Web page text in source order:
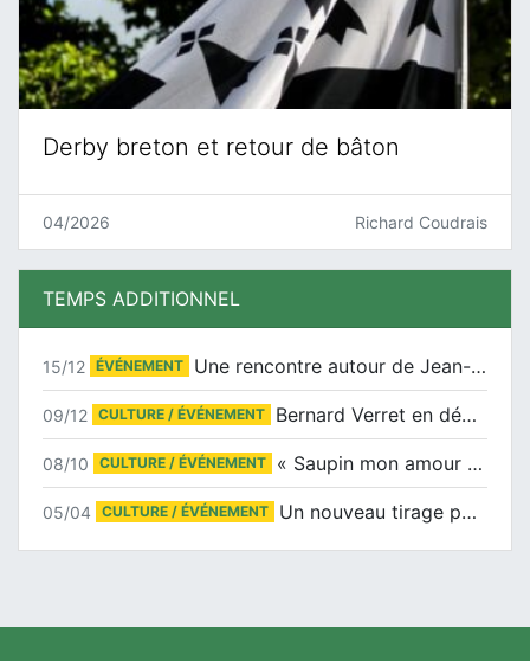
Derby breton et retour de bâton
04/2026 Richard Coudrais
TEMPS ADDITIONNEL
15/12 ÉVÉNEMENT Une rencontre autour de Jean-Claude Suaudeau
09/12 CULTURE / ÉVÉNEMENT Bernard Verret en dédicaces le samedi 13 décembre à l’Espace Culturel Atlantis
08/10 CULTURE / ÉVÉNEMENT « Saupin mon amour » au salon du livre de Trentemoult
05/04 CULTURE / ÉVÉNEMENT Un nouveau tirage pour le Docu-BD